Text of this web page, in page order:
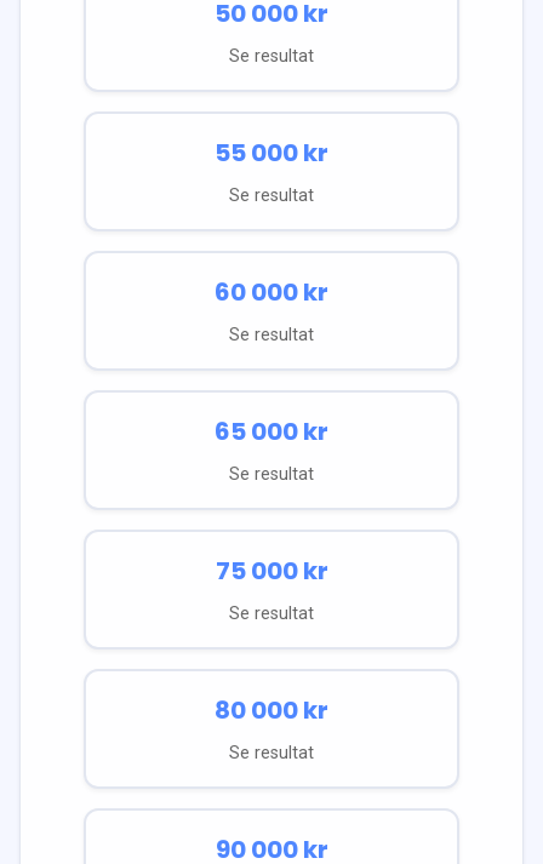
50 000kr
Se resultat
55 000kr
Se resultat
60 000kr
Se resultat
65 000kr
Se resultat
75 000kr
Se resultat
80 000kr
Se resultat
90 000kr